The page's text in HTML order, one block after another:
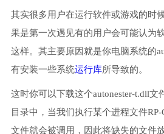
其实很多用户在运行软件或游戏的时
果是第一次遇见有的用户会可能认为
这样。其主要原因就是你电脑系统的
有安装一些系统运行库所导致的。
这时你可以下载这个autonester-t.dll文
目录中，当我们执行某个进程文件
文件就会被调用，因此将缺失的文件